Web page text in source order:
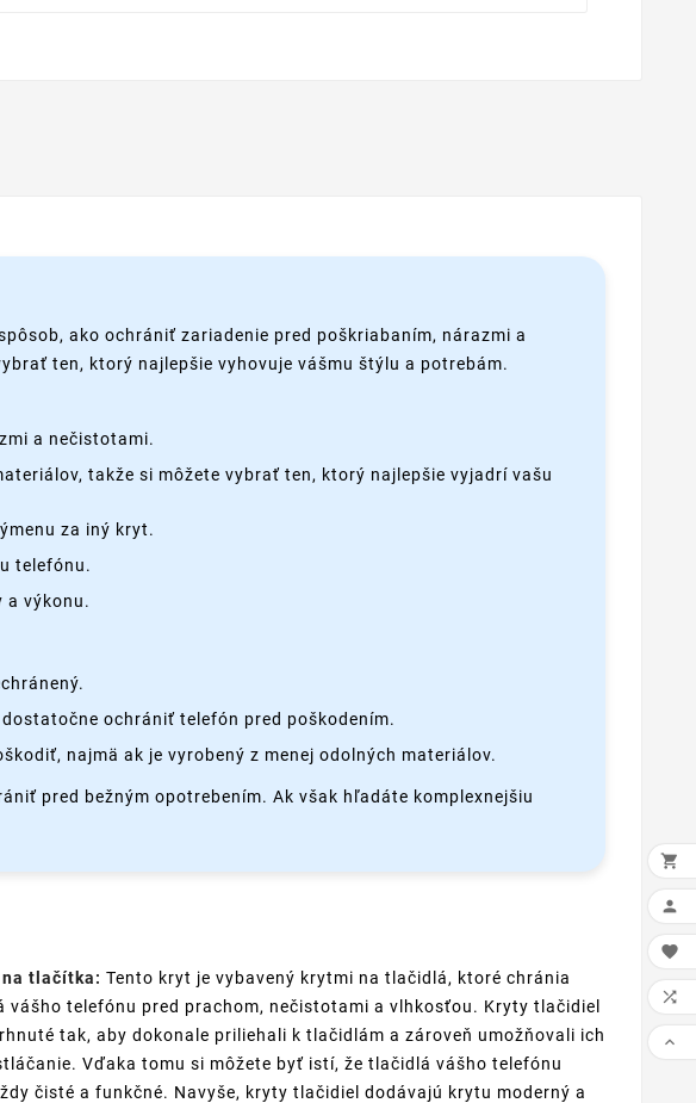
ako ochrániť zariadenie pred poškriabaním, nárazmi a
ten, ktorý najlepšie vyhovuje vášmu štýlu a potrebám.
a nečistotami.
takže si môžete vybrať ten, ktorý najlepšie vyjadrí vašu
za iný kryt.
telefónu.
a výkonu.
ochrániť telefón pred poškodením.
najmä ak je vyrobený z menej odolných materiálov.
pred bežným opotrebením. Ak však hľadáte komplexnejšiu
tlačítka: Tento kryt je vybavený krytmi na tlačidlá, ktoré chránia
vášho telefónu pred prachom, nečistotami a vlhkosťou. Kryty tlačidiel
tak, aby dokonale priliehali k tlačidlám a zároveň umožňovali ich
Vďaka tomu si môžete byť istí, že tlačidlá vášho telefónu
čisté a funkčné. Navyše, kryty tlačidiel dodávajú krytu moderný a




